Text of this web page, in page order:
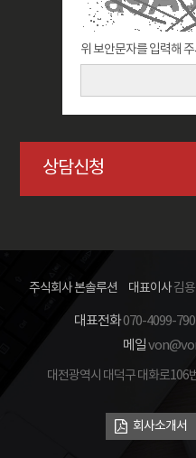
위 보안문자를 입력해
상담신청
주식회사 본솔루션 대표이사김
대표전화070-4099-
메일
대전광역시 대덕구 대화로106
회사소개서